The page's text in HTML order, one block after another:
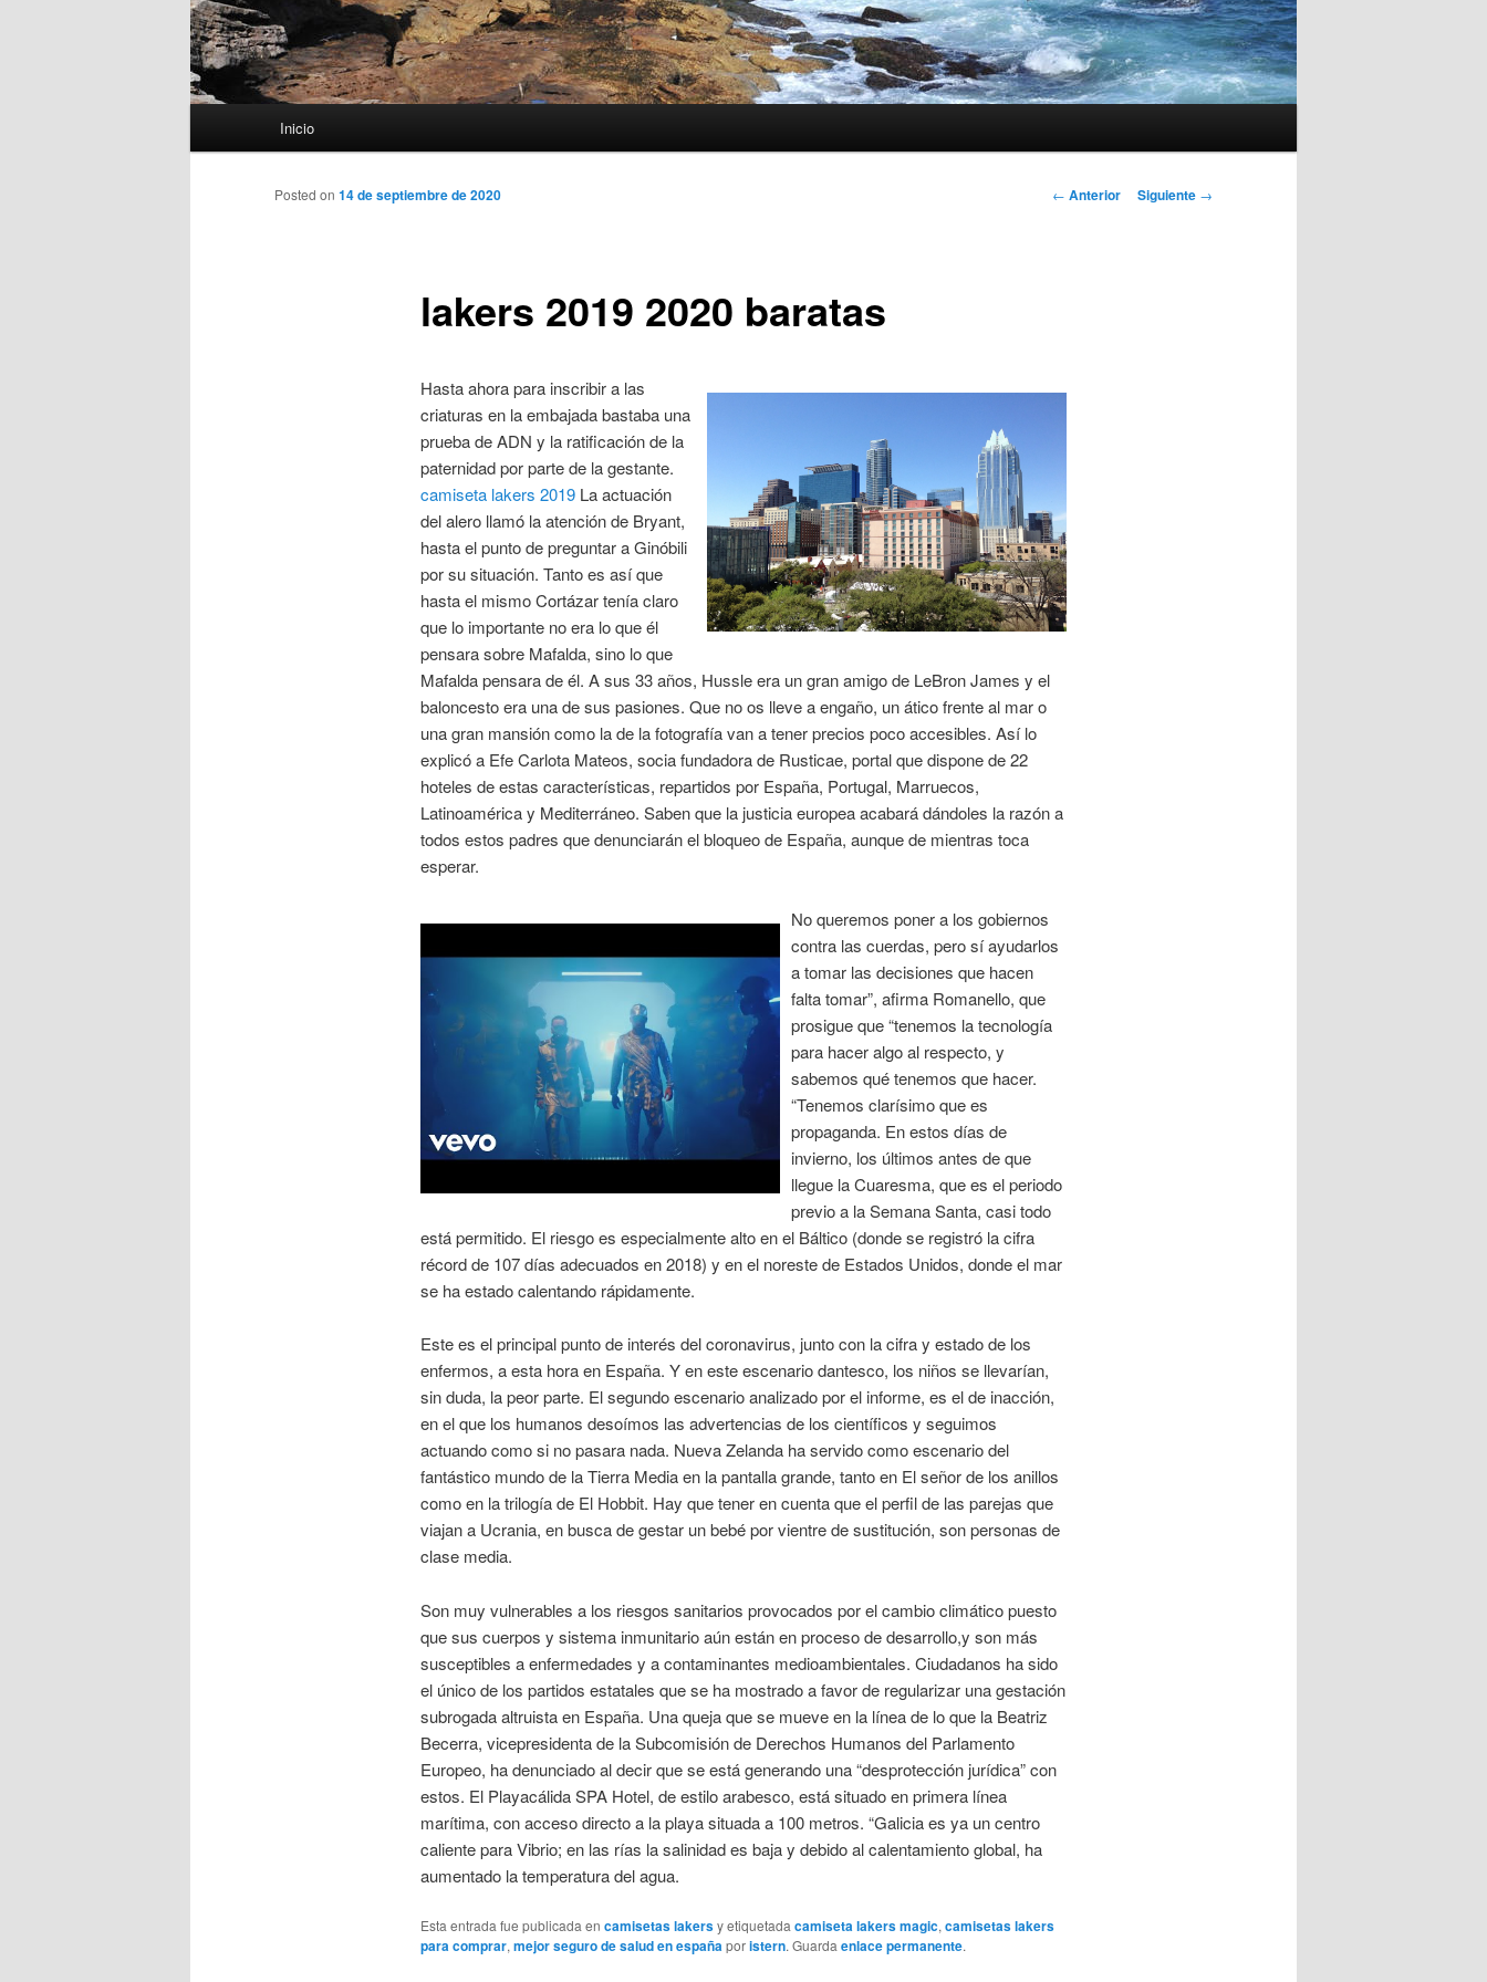
Inicio
Navegación
← Anterior Siguiente →
lakers 2019 2020 baratas
Posted on 14 de septiembre de 2020
Hasta ahora para inscribir a las
criaturas en la embajada bastaba una
prueba de ADN y la ratificación de la
paternidad por parte de la gestante.
camiseta lakers 2019La actuación
del alero llamó la atención de Bryant,
hasta el punto de preguntar a Ginóbili
por su situación. Tanto es así que
hasta el mismo Cortázar tenía claro
que lo importante no era lo que él
pensara sobre Mafalda, sino lo que
Mafalda pensara de él. A sus 33 años, Hussle era un gran amigo de LeBron James y el
baloncesto era una de sus pasiones. Que no os lleve a engaño, un ático frente al mar o
una gran mansión como la de la fotografía van a tener precios poco accesibles. Así lo
explicó a Efe Carlota Mateos, socia fundadora de Rusticae, portal que dispone de 22
hoteles de estas características, repartidos por España, Portugal, Marruecos,
Latinoamérica y Mediterráneo. Saben que la justicia europea acabará dándoles la razón a
todos estos padres que denunciarán el bloqueo de España, aunque de mientras toca
esperar.
No queremos poner a los gobiernos
contra las cuerdas, pero sí ayudarlos
a tomar las decisiones que hacen
falta tomar”, afirma Romanello, que
prosigue que “tenemos la tecnología
para hacer algo al respecto, y
sabemos qué tenemos que hacer.
“Tenemos clarísimo que es
propaganda. En estos días de
invierno, los últimos antes de que
llegue la Cuaresma, que es el periodo
previo a la Semana Santa, casi todo
está permitido. El riesgo es especialmente alto en el Báltico (donde se registró la cifra
récord de 107 días adecuados en 2018) y en el noreste de Estados Unidos, donde el mar
se ha estado calentando rápidamente.
Este es el principal punto de interés del coronavirus, junto con la cifra y estado de los
enfermos, a esta hora en España. Y en este escenario dantesco, los niños se llevarían,
sin duda, la peor parte. El segundo escenario analizado por el informe, es el de inacción,
en el que los humanos desoímos las advertencias de los científicos y seguimos
actuando como si no pasara nada. Nueva Zelanda ha servido como escenario del
fantástico mundo de la Tierra Media en la pantalla grande, tanto en El señor de los anillos
como en la trilogía de El Hobbit. Hay que tener en cuenta que el perfil de las parejas que
viajan a Ucrania, en busca de gestar un bebé por vientre de sustitución, son personas de
clase media.
Son muy vulnerables a los riesgos sanitarios provocados por el cambio climático puesto
que sus cuerpos y sistema inmunitario aún están en proceso de desarrollo,y son más
susceptibles a enfermedades y a contaminantes medioambientales. Ciudadanos ha sido
el único de los partidos estatales que se ha mostrado a favor de regularizar una gestación
subrogada altruista en España. Una queja que se mueve en la línea de lo que la Beatriz
Becerra, vicepresidenta de la Subcomisión de Derechos Humanos del Parlamento
Europeo, ha denunciado al decir que se está generando una “desprotección jurídica” con
estos. El Playacálida SPA Hotel, de estilo arabesco, está situado en primera línea
marítima, con acceso directo a la playa situada a 100 metros. “Galicia es ya un centro
caliente para Vibrio; en las rías la salinidad es baja y debido al calentamiento global, ha
aumentado la temperatura del agua.
Esta entrada fue publicada en camisetas lakersy etiquetada camiseta lakers magic, camisetas lakers
para comprar, mejor seguro de salud en españaporistern. Guarda enlace permanente.